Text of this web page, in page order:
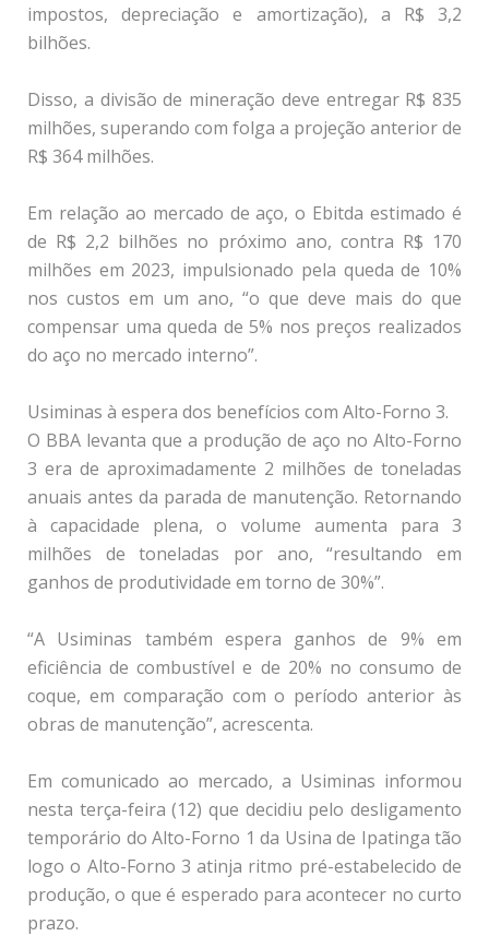
impostos, depreciação e amortização), a R$ 3,2
bilhões.
Disso, a divisão de mineração deve entregar R$ 835
milhões, superando com folga a projeção anterior de
R$ 364 milhões.
Em relação ao mercado de aço, o Ebitda estimado é
de R$ 2,2 bilhões no próximo ano, contra R$ 170
milhões em 2023, impulsionado pela queda de 10%
nos custos em um ano, “o que deve mais do que
compensar uma queda de 5% nos preços realizados
do aço no mercado interno”.
Usiminas à espera dos benefícios com Alto-Forno 3.
O BBA levanta que a produção de aço no Alto-Forno
3 era de aproximadamente 2 milhões de toneladas
anuais antes da parada de manutenção. Retornando
à capacidade plena, o volume aumenta para 3
milhões de toneladas por ano, “resultando em
ganhos de produtividade em torno de 30%”.
“A Usiminas também espera ganhos de 9% em
eficiência de combustível e de 20% no consumo de
coque, em comparação com o período anterior às
obras de manutenção”, acrescenta.
Em comunicado ao mercado, a Usiminas informou
nesta terça-feira (12) que decidiu pelo desligamento
temporário do Alto-Forno 1 da Usina de Ipatinga tão
logo o Alto-Forno 3 atinja ritmo pré-estabelecido de
produção, o que é esperado para acontecer no curto
prazo.